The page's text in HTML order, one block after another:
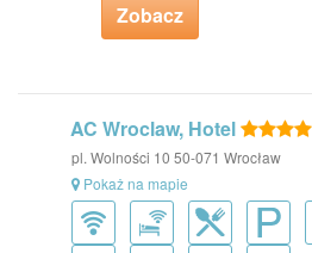
Zobacz
AC Wroclaw, Hotel
pl. Wolności 10 50-071 Wrocław
Pokaż na mapie